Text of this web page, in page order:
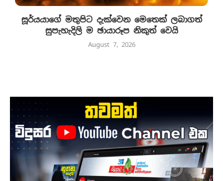
සූර්යයාගේ මතුපිට දැක්වෙන මෙතෙක් ලබාගත්
සුපැහැදිලි ම ඡායාරූප නිකුත් වෙයි
August 7, 2026